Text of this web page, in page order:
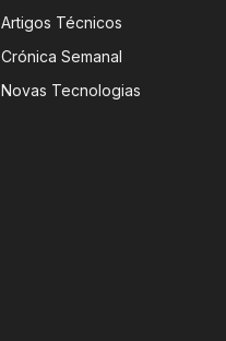
Artigos Técnicos
Crónica Semanal
Novas Tecnologias